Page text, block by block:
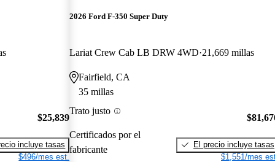
$25,839
incluye tasas
$496/mes est.
2026 Ford F-350 Super Duty
Lariat Crew Cab LB DRW 4WD 21,669 millas
Fairfield, CA
35 millas
Trato justo
Certificados por el
fabricante
El precio incluye tasas
$1,551/mes